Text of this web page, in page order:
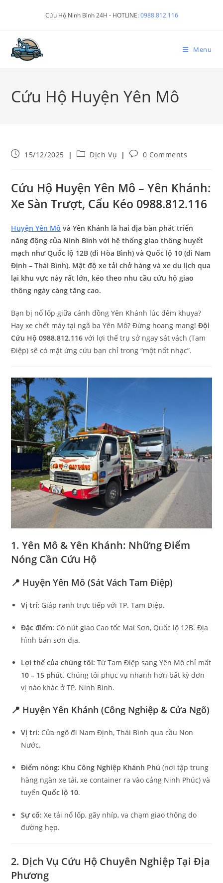
Cứu Hộ Ninh Bình 24H - HOTLINE:0988.812.116
Menu
Cứu Hộ Huyện Yên Mô
15/12/2025 Dịch Vụ 0 Comments
Cứu Hộ Huyện Yên Mô – Yên Khánh:
Xe Sàn Trượt, Cẩu Kéo 0988.812.116
Huyện Yên Mô và Yên Khánh là hai địa bàn phát triển
năng động của Ninh Bình với hệ thống giao thông huyết
mạch như Quốc lộ 12B (đi Hòa Bình) và Quốc lộ 10 (đi Nam
Định – Thái Bình). Mật độ xe tải chở hàng và xe du lịch qua
lại khu vực này rất lớn, kéo theo nhu cầu cứu hộ giao
thông ngày càng tăng cao.
Bạn bị nổ lốp giữa cánh đồng Yên Khánh lúc đêm khuya?
Hay xe chết máy tại ngã ba Yên Mô? Đừng hoang mang!Đội
Cứu Hộ 0988.812.116 với lợi thế trụ sở ngay sát vách (Tam
Điệp) sẽ có mặt ứng cứu bạn chỉ trong “một nốt nhạc”.
1. Yên Mô & Yên Khánh: Những Điểm
Nóng Cần Cứu Hộ
📍 Huyện Yên Mô (Sát Vách Tam Điệp)
Vị trí: Giáp ranh trực tiếp với TP. Tam Điệp.
Đặc điểm: Có nút giao Cao tốc Mai Sơn, Quốc lộ 12B. Địa
hình bán sơn địa.
Lợi thế của chúng tôi: Từ Tam Điệp sang Yên Mô chỉ mất
10 – 15 phút. Chúng tôi phục vụ nhanh hơn bất kỳ đơn
vị nào khác ở TP. Ninh Bình.
📍 Huyện Yên Khánh (Công Nghiệp & Cửa Ngõ)
Vị trí: Cửa ngõ đi Nam Định, Thái Bình qua cầu Non
Nước.
Điểm nóng: Khu Công Nghiệp Khánh Phú (nơi tập trung
hàng ngàn xe tải, xe container ra vào cảng Ninh Phúc) và
tuyếnQuốc lộ 10.
Sự cố: Xe tải nổ lốp, gãy nhíp, va chạm giao thông do
đường hẹp.
2. Dịch Vụ Cứu Hộ Chuyên Nghiệp Tại Địa
Phương